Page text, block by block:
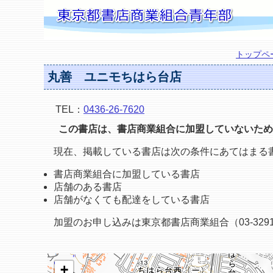
トップペ
丸善 ユニモちはら台店
TEL： 0436-26-7620
この書店は、書店商業組合に加盟していないた
現在、掲載している書店は次の条件にあてはまる
書店商業組合に加盟している書店
店舗のある書店
店舗がなくても配達をしている書店
加盟のお申し込みは東京都書店商業組合（03-
+